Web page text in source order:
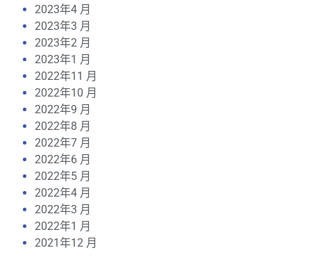
2023年4 月
2023年3 月
2023年2 月
2023年1 月
2022年11 月
2022年10 月
2022年9 月
2022年8 月
2022年7 月
2022年6 月
2022年5 月
2022年4 月
2022年3 月
2022年1 月
2021年12 月